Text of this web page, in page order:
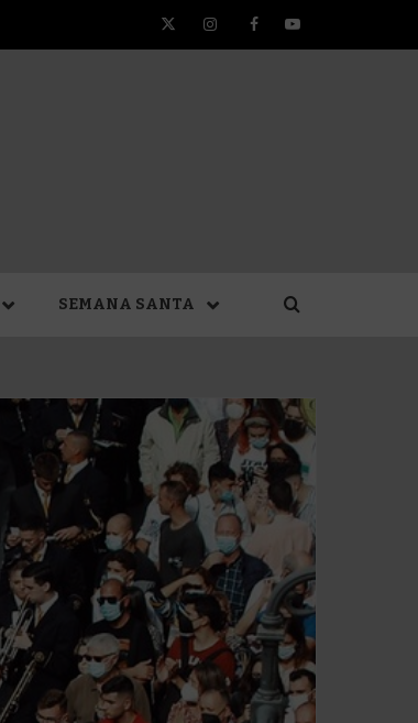
TwitterInstagramFacebookYouTube
DE
SEMANA SANTA